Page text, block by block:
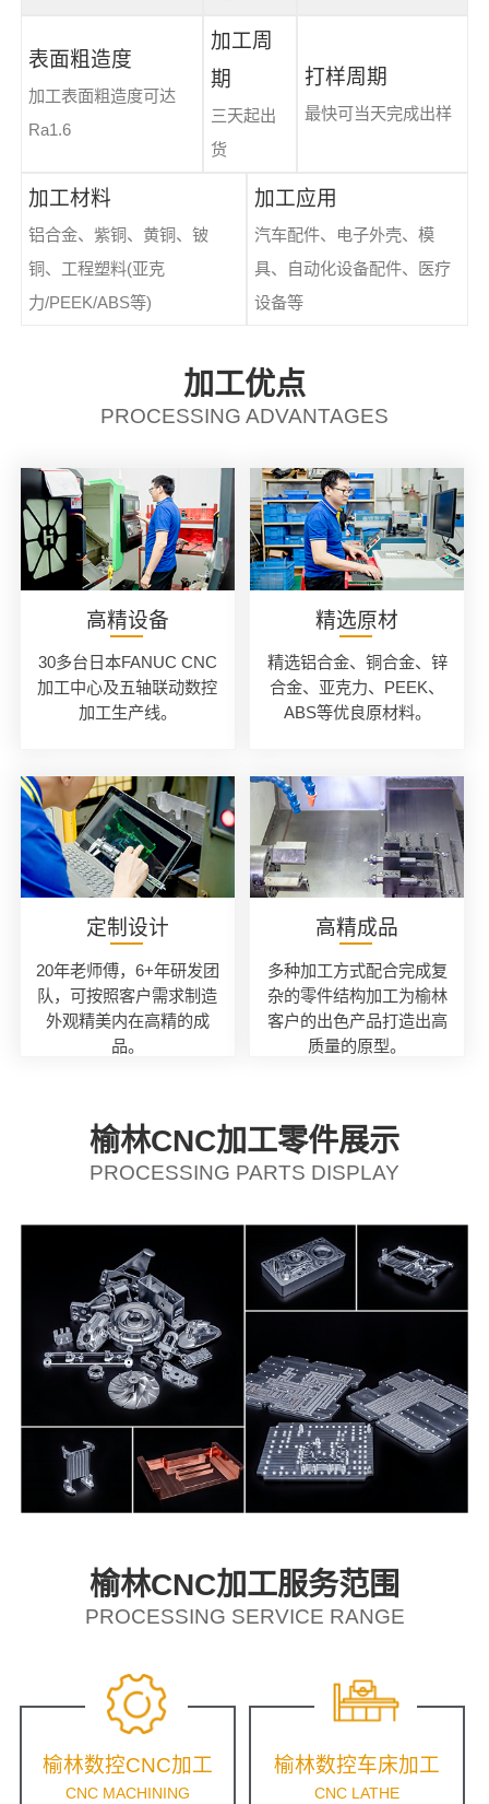
表面粗造度
加工表面粗造度可达
Ra1.6
加工周
期
三天起出
货
打样周期
最快可当天完成出样
加工材料
铝合金、紫铜、黄铜、铍
铜、工程塑料(亚克
力/PEEK/ABS等)
加工应用
汽车配件、电子外壳、模
具、自动化设备配件、医疗
设备等
加工优点
PROCESSING ADVANTAGES
高精设备
30多台日本FANUC CNC
加工中心及五轴联动数控
加工生产线。
精选原材
精选铝合金、铜合金、锌
合金、亚克力、PEEK、
ABS等优良原材料。
定制设计
20年老师傅，6+年研发团
队，可按照客户需求制造
外观精美内在高精的成
品。
高精成品
多种加工方式配合完成复
杂的零件结构加工为榆林
客户的出色产品打造出高
质量的原型。
榆林CNC加工零件展示
PROCESSING PARTS DISPLAY
榆林CNC加工服务范围
PROCESSING SERVICE RANGE
榆林数控CNC加工
CNC MACHINING
榆林数控车床加工
CNC LATHE